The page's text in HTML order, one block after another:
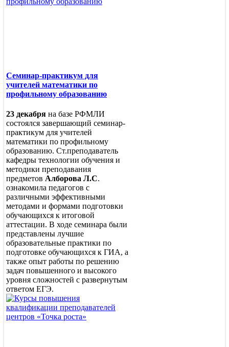
Семинар-практикум для
учителей математики по
профильному образованию
23 декабря на базе РФМЛИ
состоялся завершающий семинар-
практикум для учителей
математики по профильному
образованию. Ст.преподаватель
кафедры технологии обучения и
методики преподавания
предметов Алборова Л.С.
ознакомила педагогов с
различными эффективными
методами и формами подготовки
обучающихся к итоговой
аттестации. В ходе семинара были
представлены лучшие
образовательные практики по
подготовке обучающихся к ГИА, а
также опыт работы по решению
задач повышенного и высокого
уровня сложностей с развернутым
ответом ЕГЭ.